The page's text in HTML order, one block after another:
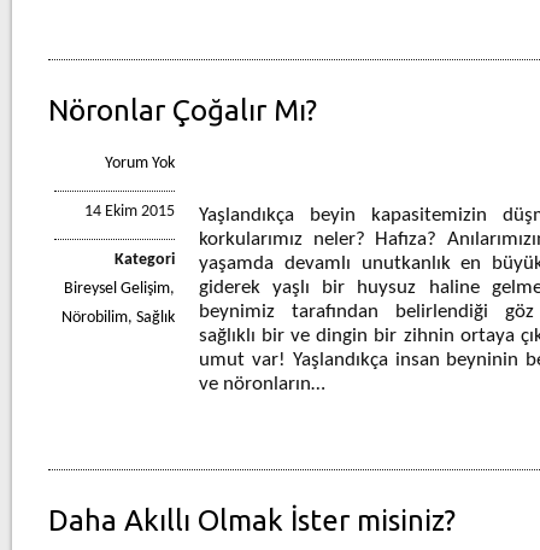
Nöronlar Çoğalır Mı?
Yorum Yok
14 Ekim 2015
Kategori
Bireysel Gelişim,
Nörobilim, Sağlık
Yaşlandıkça beyin kapasitemizin
korkularımız neler? Hafıza?
yaşamda devamlı unutkanlık en
giderek yaşlı bir huysuz haline
beynimiz tarafından belirlendiği
sağlıklı bir ve dingin bir zihnin ortaya
umut var! Yaşlandıkça insan beyninin
ve nöronların…
Daha Akıllı Olmak İster misiniz?